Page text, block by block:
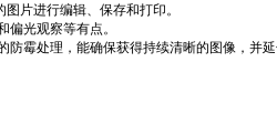
片进行编辑、保存和打印。
偏光观察等有点。
防霉处理，能确保获得持续清晰的图像，并